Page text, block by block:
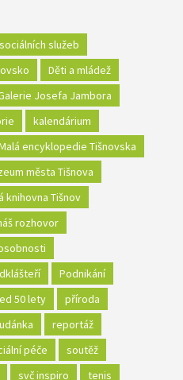
služeb
Děti a mládež
Josefa Jambora
kalendárium
encyklopedie Tišnovska
města Tišnova
knihovna Tišnov
rozhovor
Podnikání
50 lety
příroda
reportáž
péče
soutěž
svč inspiro
tenis